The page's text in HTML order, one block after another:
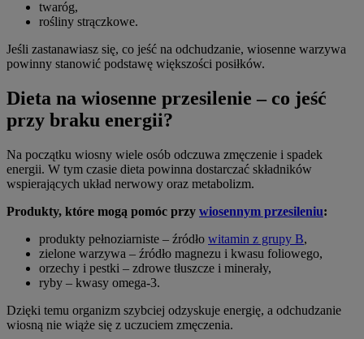
twaróg,
rośliny strączkowe.
Jeśli zastanawiasz się, co jeść na odchudzanie, wiosenne warzywa
powinny stanowić podstawę większości posiłków.
Dieta na wiosenne przesilenie – co jeść
przy braku energii?
Na początku wiosny wiele osób odczuwa zmęczenie i spadek
energii. W tym czasie dieta powinna dostarczać składników
wspierających układ nerwowy oraz metabolizm.
Produkty, które mogą pomóc przy wiosennym przesileniu:
produkty pełnoziarniste – źródło witamin z grupy B,
zielone warzywa – źródło magnezu i kwasu foliowego,
orzechy i pestki – zdrowe tłuszcze i minerały,
ryby – kwasy omega-3.
Dzięki temu organizm szybciej odzyskuje energię, a odchudzanie
wiosną nie wiąże się z uczuciem zmęczenia.